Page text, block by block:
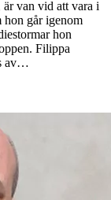
van vid att vara i
hon går igenom
hon
Filippa
av…